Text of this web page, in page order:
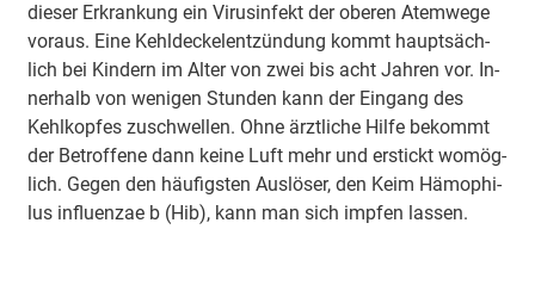
die­ser Er­kran­kung ein Vi­rus­in­fekt der obe­ren Atem­we­ge
vor­aus. Eine Kehl­deckel­ent­zün­dung kommt haupt­säch­
lich bei Kin­dern im Al­ter von zwei bis acht Jah­ren vor. In­
ner­halb von we­ni­gen Stun­den kann der Ein­gang des
Kehl­kop­fes zu­schwel­len. Oh­ne ärzt­li­che Hil­fe be­kommt
der Be­trof­fe­ne dann kei­ne Luft mehr und er­stickt wo­mög­
lich. Ge­gen den häu­figs­ten Aus­lö­ser, den Keim Hämo­phi­
lus in­flu­en­zae b (Hib), kann man sich imp­fen las­sen.